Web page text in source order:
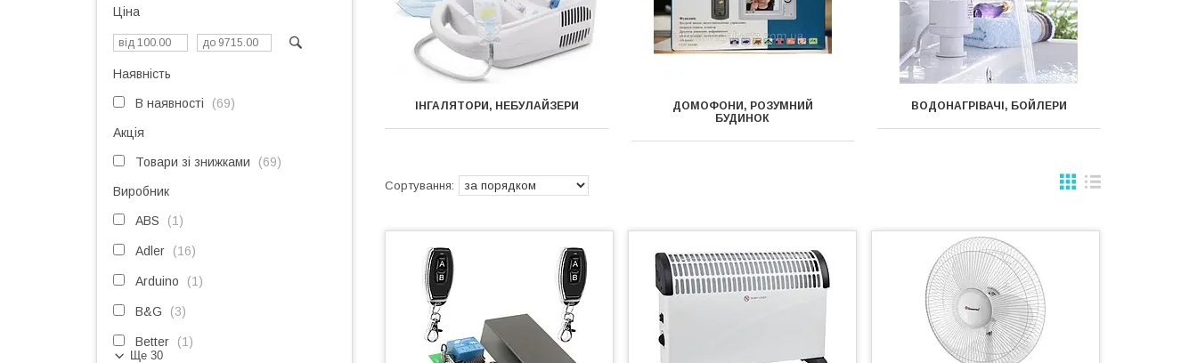
ІНГАЛЯТОРИ, НЕБУЛАЙЗЕРИ
ДОМОФОНИ, РОЗУМНИЙ
БУДИНОК
ВОДОНАГРІВАЧІ, БОЙЛЕРИ
Ціна
Наявність
В наявності 69
Акція
Товари зі знижками 69
Виробник
ABS 1
Adler 16
Arduino 1
B&G 3
Better 1
Ще 30